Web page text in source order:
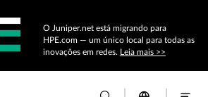
O Juniper.net está migrando para
HPE.com — um único local para todas as
inovações em redes. Leia mais >>